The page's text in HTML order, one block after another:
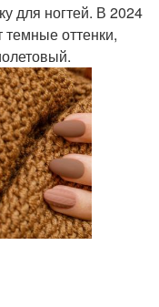
для ногтей. В 2024
темные оттенки,